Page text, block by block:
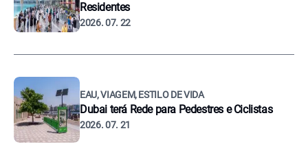
Residentes
2026. 07. 22
EAU, VIAGEM, ESTILO DE VIDA
Dubai terá Rede para Pedestres e Ciclistas
2026. 07. 21